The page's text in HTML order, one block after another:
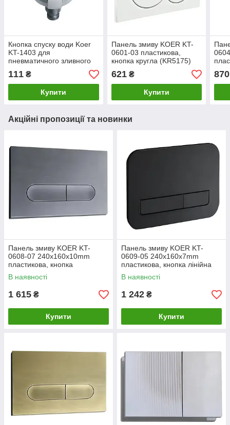
Кнопка спуску води Koer
KT-1403 для
пневматичного зливного
клапана подвійна для KT-
0201 (колір хром
111 ₴
Купити
Панель змиву KOER KT-
0601-03 пластикова,
кнопка кругла (KR5175)
621₴
Купити
870
Акційні пропозиції та новинки
Панель змиву KOER KT-
0608-07 240x160x10mm
пластикова, кнопка
закруглена (колір графіт)
(KR6128)
В наявності
1 615 ₴
Купити
Панель змиву KOER KT-
0609-05 240x160x7mm
пластикова, кнопка лінійна
(колір чорний матовий)
(KR6131)
В наявності
1 242 ₴
Купити